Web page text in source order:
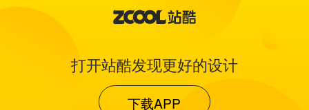
打开站酷发现更好的设计
下载APP